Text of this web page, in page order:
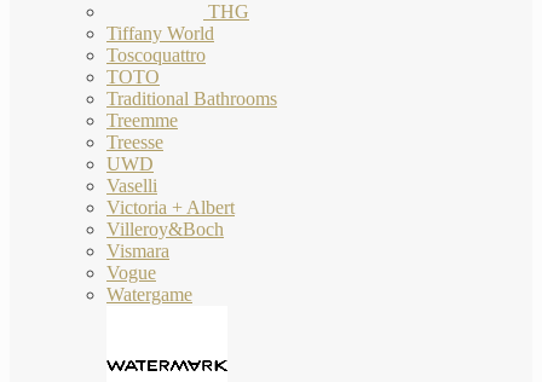
THG
Tiffany World
Toscoquattro
TOTO
Traditional Bathrooms
Treemme
Treesse
UWD
Vaselli
Victoria + Albert
Villeroy&Boch
Vismara
Vogue
Watergame